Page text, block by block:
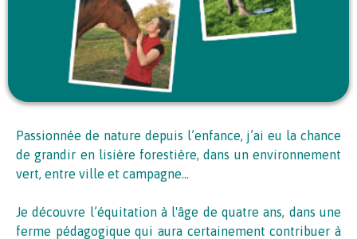
Passionnée de nature depuis l’enfance, j’ai eu la chance
de grandir en lisière forestière, dans un environnement
vert, entre ville et campagne...
Je découvre l’équitation à l'âge de quatre ans, dans une
ferme pédagogique qui aura certainement contribuer à